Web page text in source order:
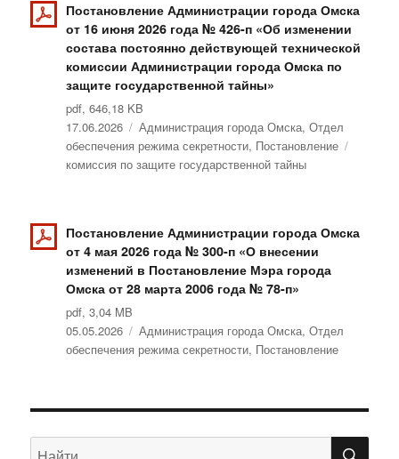
Постановление Администрации города Омска
от 16 июня 2026 года № 426-п «Об изменении
состава постоянно действующей технической
комиссии Администрации города Омска по
защите государственной тайны»
pdf, 646,18 KB
Опубликовано
17.06.2026 Рубрики
Администрация города Омска,Отдел
обеспечения режима секретности, Постановление
комиссия по защите государственной тайны
Постановление Администрации города Омска
от 4 мая 2026 года № 300-п «О внесении
изменений в Постановление Мэра города
Омска от 28 марта 2006 года № 78-п»
pdf, 3,04 MB
Опубликовано
05.05.2026 Рубрики
Администрация города Омска,Отдел
обеспечения режима секретности, Постановление
Искать: